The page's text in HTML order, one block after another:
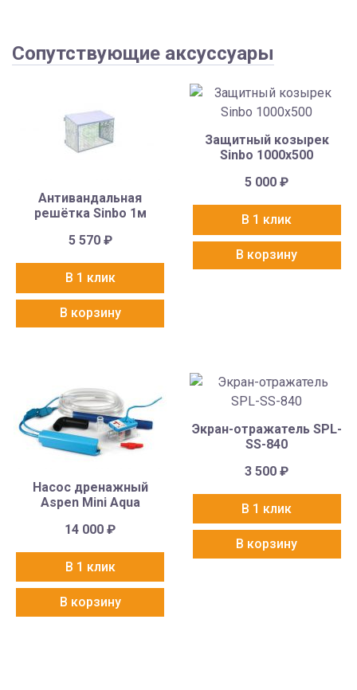
Сопутствующие аксуссуары
Антивандальная
решётка Sinbo 1м
5 570 ₽
В 1 клик
В корзину
Защитный козырек
Sinbo 1000х500
5 000₽
В 1 клик
В корзину
Насос дренажный
Aspen Mini Aqua
14 000₽
В 1 клик
В корзину
Экран-отражатель SPL-
SS-840
3 500₽
В 1 клик
В корзину